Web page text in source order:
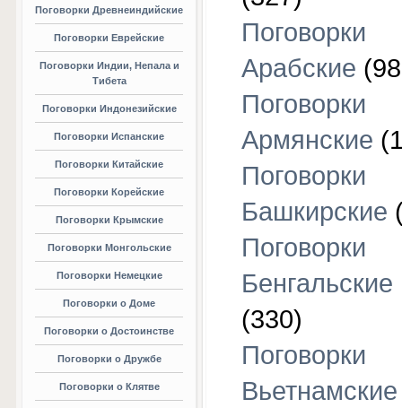
Поговорки Древнеиндийские
Поговорки Еврейские
Поговорки Индии, Непала и
Тибета
Поговорки Индонезийские
Поговорки Испанские
Поговорки Китайские
Поговорки Корейские
Поговорки Крымские
Поговорки Монгольские
Поговорки Немецкие
Поговорки о Доме
Поговорки о Достоинстве
Поговорки о Дружбе
Поговорки о Клятве
Поговорки
Арабские
Поговорки
Армянские
Поговорки
Башкирские
Поговорки
Бенгальские
(330)
Поговорки
Вьетнамские